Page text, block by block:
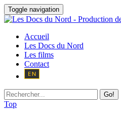
Toggle navigation
Accueil
Les Docs du Nord
Les films
Contact
Go!
Top